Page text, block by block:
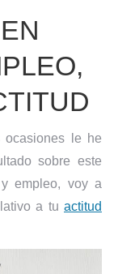
ocasiones le he
sobre este
empleo, voy a
a tu actitud